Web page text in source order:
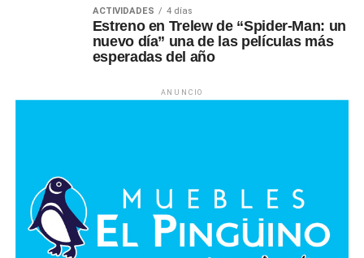
ACTIVIDADES 4 días
Estreno en Trelew de “Spider-Man: un
nuevo día” una de las películas más
esperadas del año
ANUNCIO